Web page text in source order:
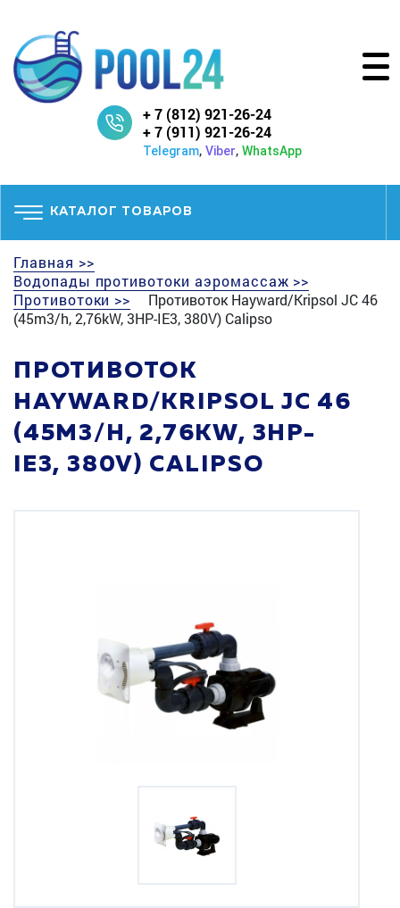
+ 7 (812) 921-26-24
+ 7 (911) 921-26-24
Telegram, Viber, WhatsApp
КАТАЛОГ ТОВАРОВ
Главная >>
Водопады противотоки аэромассаж >>
Противотоки >>
Противоток Hayward/Kripsol JC 46
(45m3/h, 2,76kW, 3HP-IE3, 380V) Calipso
ПРОТИВОТОК
HAYWARD/KRIPSOL JC 46
(45M3/H, 2,76KW, 3HP-
IE3, 380V) CALIPSO